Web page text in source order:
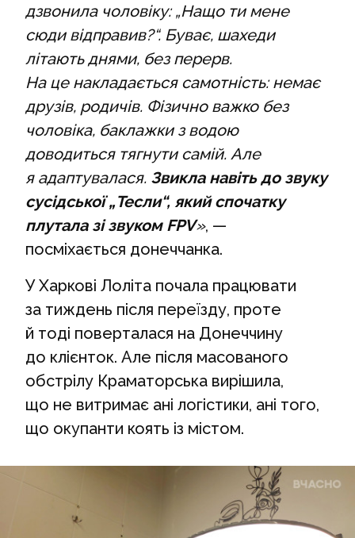
дзвонила чоловіку: „Нащо ти мене
сюди відправив?“. Буває, шахеди
літають днями, без перерв.
На це накладається самотність: немає
друзів, родичів. Фізично важко без
чоловіка, баклажки з водою
доводиться тягнути самій. Але
я адаптувалася. Звикла навіть до звуку
сусідської „Тесли“, який спочатку
плутала зі звуком FPV», —
посміхається донеччанка.
У Харкові Лоліта почала працювати
за тиждень після переїзду, проте
й тоді поверталася на Донеччину
до клієнток. Але після масованого
обстрілу Краматорська вирішила,
що не витримає ані логістики, ані того,
що окупанти коять із містом.